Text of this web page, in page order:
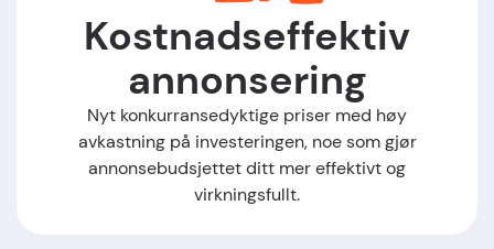
Kostnadseffektiv
annonsering
Nyt konkurransedyktige priser med høy
avkastning på investeringen, noe som gjør
annonsebudsjettet ditt mer effektivt og
virkningsfullt.